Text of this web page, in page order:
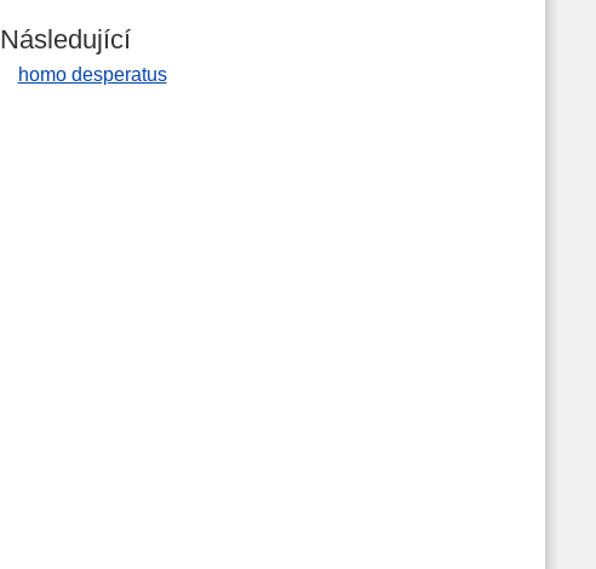
Následující
homo desperatus